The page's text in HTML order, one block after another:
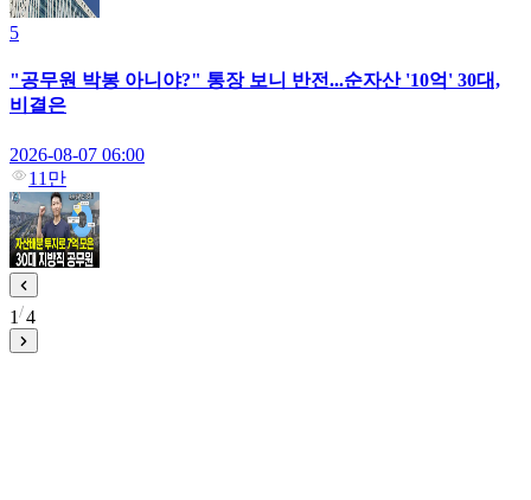
5
"공무원 박봉 아니야?" 통장 보니 반전...순자산 '10억' 30대,
비결은
2026-08-07 06:00
11만
1 4